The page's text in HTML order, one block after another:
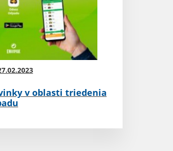
v oblasti triedenia